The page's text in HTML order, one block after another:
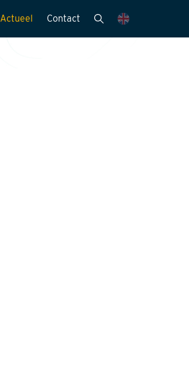
Actueel Contact